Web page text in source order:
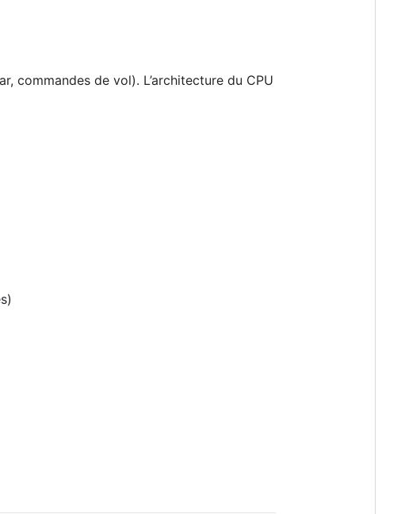
commandes de vol). L’architecture du CPU